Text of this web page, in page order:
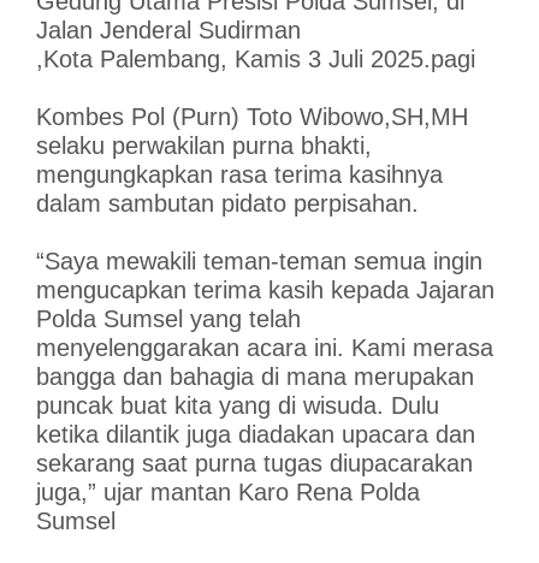
Jalan Jenderal Sudirman
,Kota Palembang, Kamis 3 Juli 2025.pagi
Kombes Pol (Purn) Toto Wibowo,SH,MH
selaku perwakilan purna bhakti,
mengungkapkan rasa terima kasihnya
dalam sambutan pidato perpisahan.
“Saya mewakili teman-teman semua ingin
mengucapkan terima kasih kepada Jajaran
Polda Sumsel yang telah
menyelenggarakan acara ini. Kami merasa
bangga dan bahagia di mana merupakan
puncak buat kita yang di wisuda. Dulu
ketika dilantik juga diadakan upacara dan
sekarang saat purna tugas diupacarakan
juga,” ujar mantan Karo Rena Polda
Sumsel